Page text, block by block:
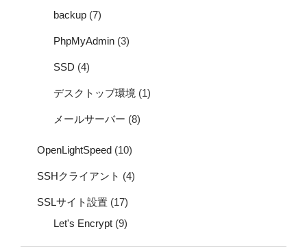
backup (7)
PhpMyAdmin (3)
SSD (4)
デスクトップ環境 (1)
メールサーバー (8)
OpenLightSpeed (10)
SSHクライアント (4)
SSLサイト設置 (17)
Let's Encrypt (9)